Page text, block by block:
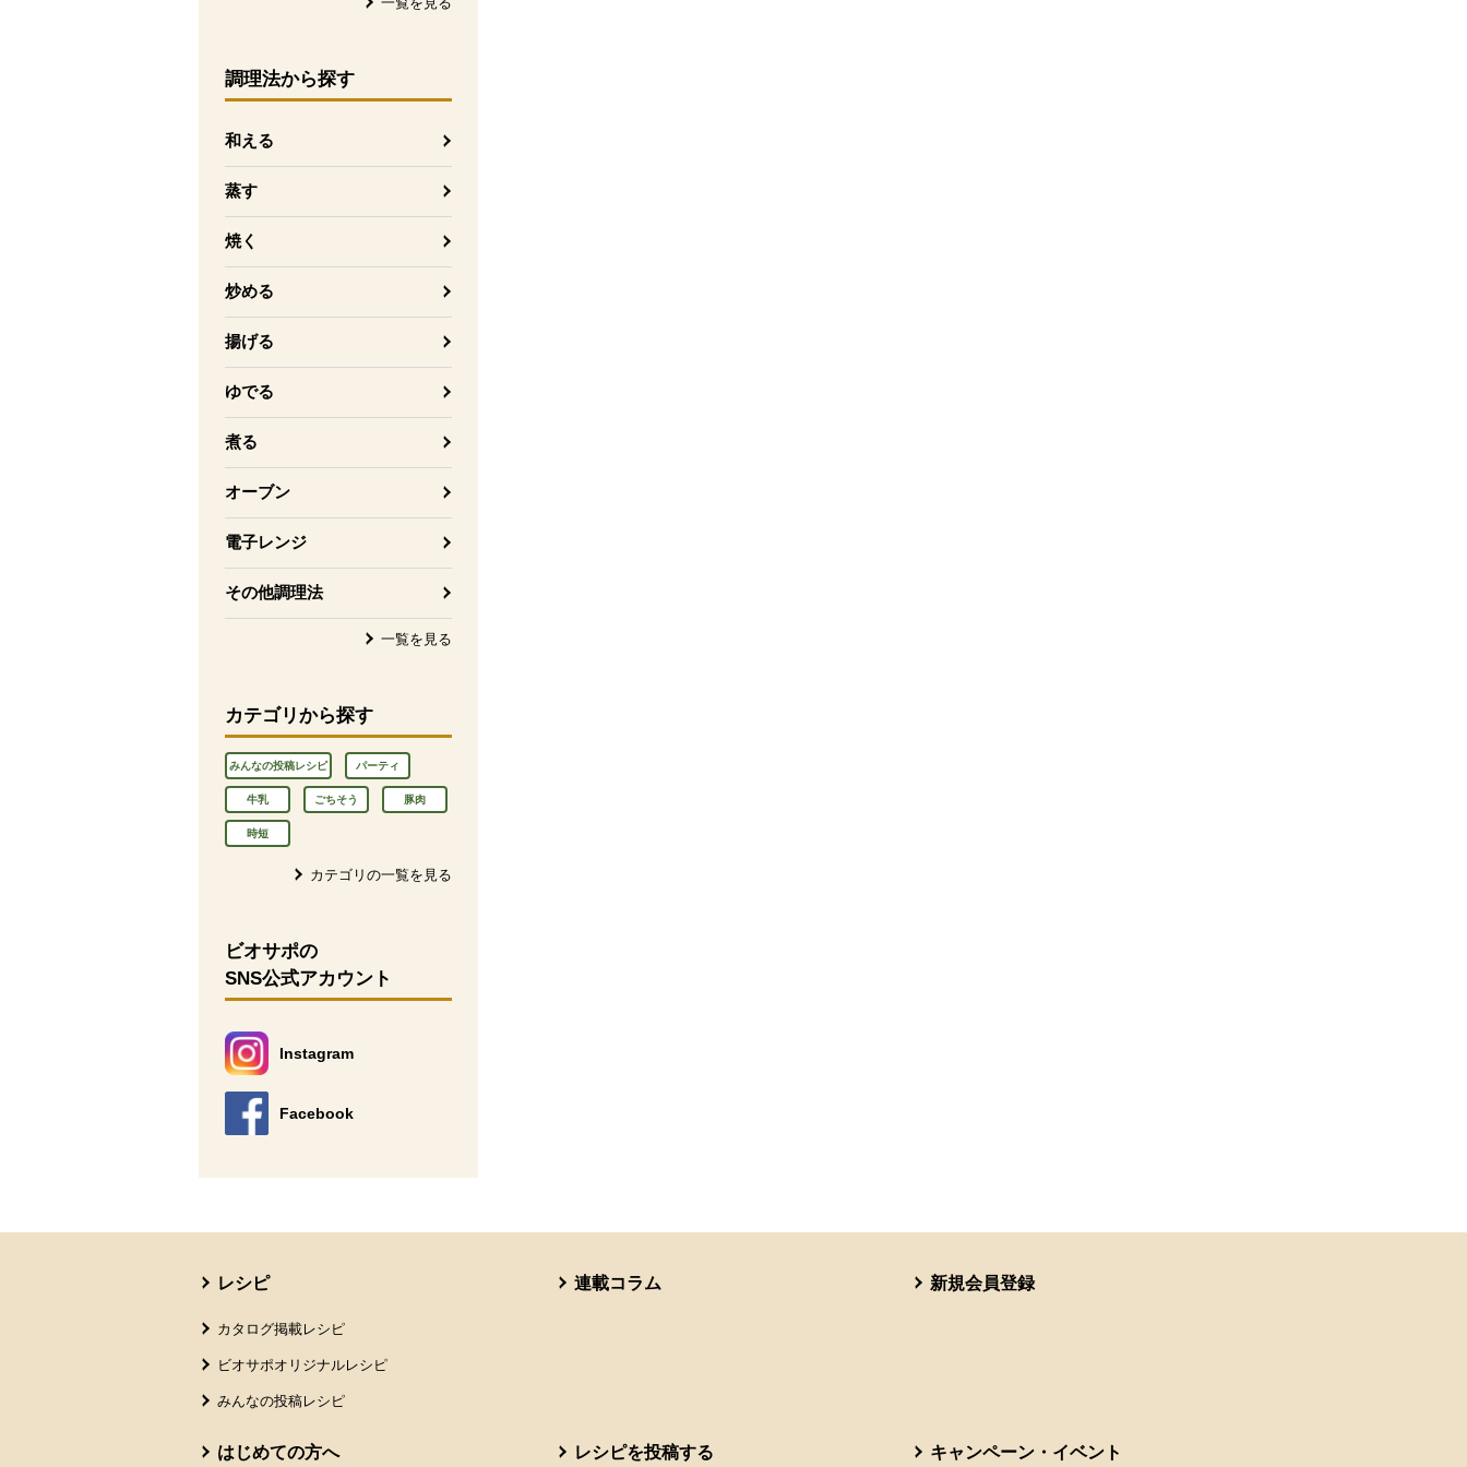
調理法から探す
和える
蒸す
焼く
炒める
揚げる
ゆでる
煮る
オーブン
電子レンジ
その他調理法
一覧を見る
カテゴリから探す
みんなの投稿レシピ パーティ
牛乳 ごちそう 豚肉
時短
カテゴリの一覧を見る
ビオサポの
SNS公式アカウント
Instagram
別のウィンドウで開きます。
Facebook
別のウィンドウで開きます。
レシピ
カタログ掲載レシピ
ビオサポオリジナルレシピ
みんなの投稿レシピ
連載コラム 新規会員登録
はじめての方へ レシピを投稿する キャンペーン・イベント